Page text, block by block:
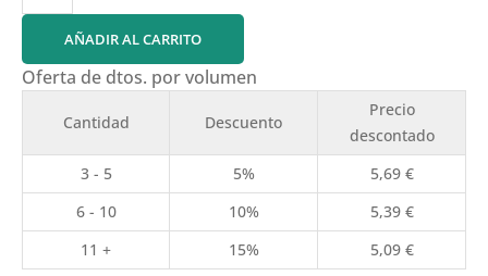
MIRRA
cantidadAÑADIR AL CARRITO
Oferta de dtos. por volumen
Cantidad Descuento
Precio
descontado
3 - 5
5% 5,69 €
6 - 10
10% 5,39 €
11 +
15% 5,09 €